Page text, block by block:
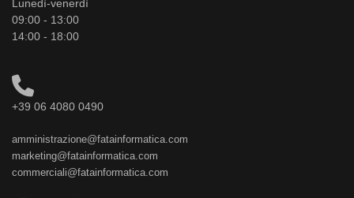
Lunedì-venerdì
09:00 - 13:00
14:00 - 18:00
+39 06 4080 0490
amministrazione@fatainformatica.com
marketing@fatainformatica.com
commerciali@fatainformatica.com